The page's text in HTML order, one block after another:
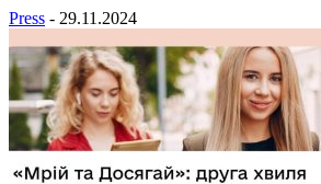
Press - 29.11.2024